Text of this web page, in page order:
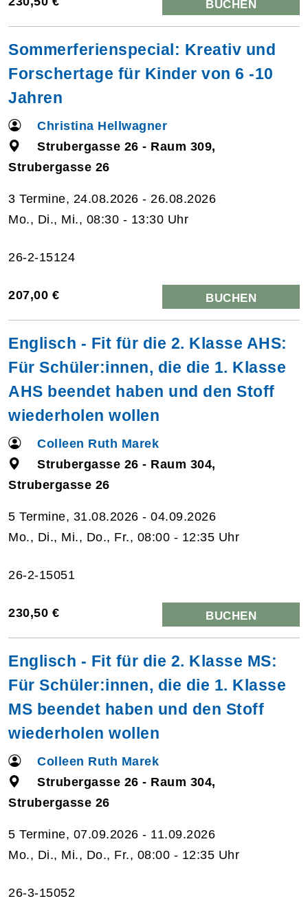
BUCHEN
Sommerferienspecial: Kreativ und
Forschertage für Kinder von 6 -10
Jahren
Christina Hellwagner
Strubergasse 26 - Raum 309,
Strubergasse 26
3 Termine, 24.08.2026 - 26.08.2026
Mo., Di., Mi., 08:30 - 13:30 Uhr
26-2-15124
207,00 € BUCHEN
Englisch - Fit für die 2. Klasse AHS:
Für Schüler:innen, die die 1. Klasse
AHS beendet haben und den Stoff
wiederholen wollen
Colleen Ruth Marek
Strubergasse 26 - Raum 304,
Strubergasse 26
5 Termine, 31.08.2026 - 04.09.2026
Mo., Di., Mi., Do., Fr., 08:00 - 12:35 Uhr
26-2-15051
230,50 € BUCHEN
Englisch - Fit für die 2. Klasse MS:
Für Schüler:innen, die die 1. Klasse
MS beendet haben und den Stoff
wiederholen wollen
Colleen Ruth Marek
Strubergasse 26 - Raum 304,
Strubergasse 26
5 Termine, 07.09.2026 - 11.09.2026
Mo., Di., Mi., Do., Fr., 08:00 - 12:35 Uhr
26-3-15052